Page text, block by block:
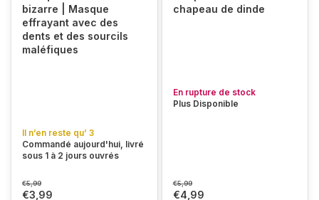
bizarre | Masque
effrayant avec des
dents et des sourcils
maléfiques
Il n’en reste qu’ 3
Commandé aujourd'hui, livré
sous 1 à 2 jours ouvrés
€5,99
€3,99
chapeau de dinde
En rupture de stock
Plus Disponible
€5,99
€4,99